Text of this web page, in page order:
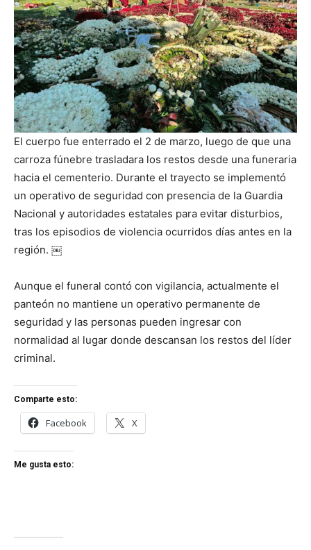
El cuerpo fue enterrado el 2 de marzo, luego de que una
carroza fúnebre trasladara los restos desde una funeraria
hacia el cementerio. Durante el trayecto se implementó
un operativo de seguridad con presencia de la Guardia
Nacional y autoridades estatales para evitar disturbios,
tras los episodios de violencia ocurridos días antes en la
región. ￼
Aunque el funeral contó con vigilancia, actualmente el
panteón no mantiene un operativo permanente de
seguridad y las personas pueden ingresar con
normalidad al lugar donde descansan los restos del líder
criminal.
Comparte esto:
Facebook X
Me gusta esto: